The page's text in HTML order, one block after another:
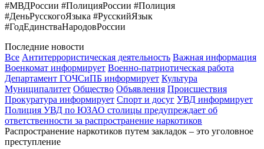
#МВДРоссии #ПолицияРоссии #Полиция
#ДеньРусскогоЯзыка #РусскийЯзык
#ГодЕдинстваНародовРоссии
Последние новости
Все Антитеррористическая деятельность Важная информация
Военкомат информирует Военно-патриотическая работа
Департамент ГОЧСиПБ информирует Культура
Муниципалитет Общество Объявления Происшествия
Прокуратура информирует Спорт и досуг УВД информирует
Полиция УВД по ЮЗАО столицы предупреждает об
ответственности за распространение наркотиков
Распространение наркотиков путем закладок – это уголовное
преступление